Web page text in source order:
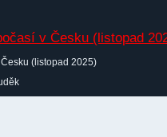
(listopad 2025)